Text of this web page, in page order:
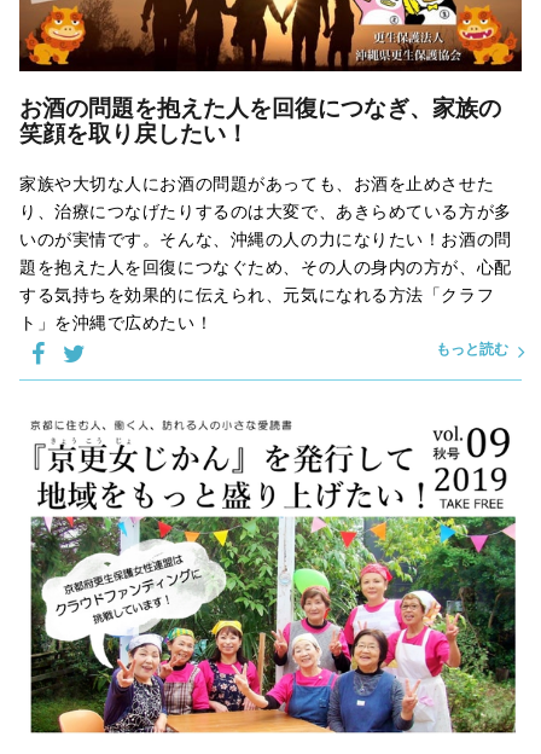
お酒の問題を抱えた人を回復につなぎ、家族の
笑顔を取り戻したい！
家族や大切な人にお酒の問題があっても、お酒を止めさせた
り、治療につなげたりするのは大変で、あきらめている方が多
いのが実情です。そんな、沖縄の人の力になりたい！お酒の問
題を抱えた人を回復につなぐため、その人の身内の方が、心配
する気持ちを効果的に伝えられ、元気になれる方法「クラフ
ト」を沖縄で広めたい！
もっと読む